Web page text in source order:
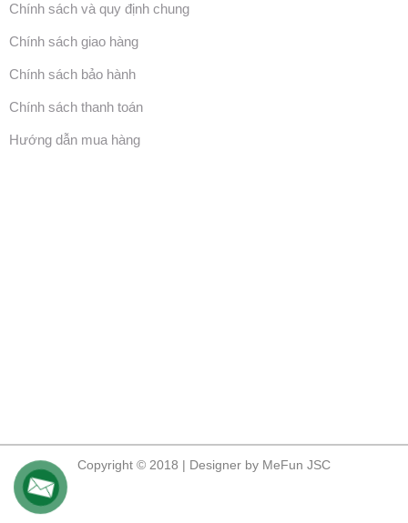
Chính sách và quy định chung
Chính sách giao hàng
Chính sách bảo hành
Chính sách thanh toán
Hướng dẫn mua hàng
Copyright © 2018 | Designer by MeFun JSC